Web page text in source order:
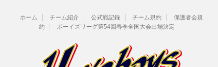
ホーム チーム紹介 公式戦記録 チーム規約
保護者会規
約
ボーイズリーグ第54回春季全国大会出場決定